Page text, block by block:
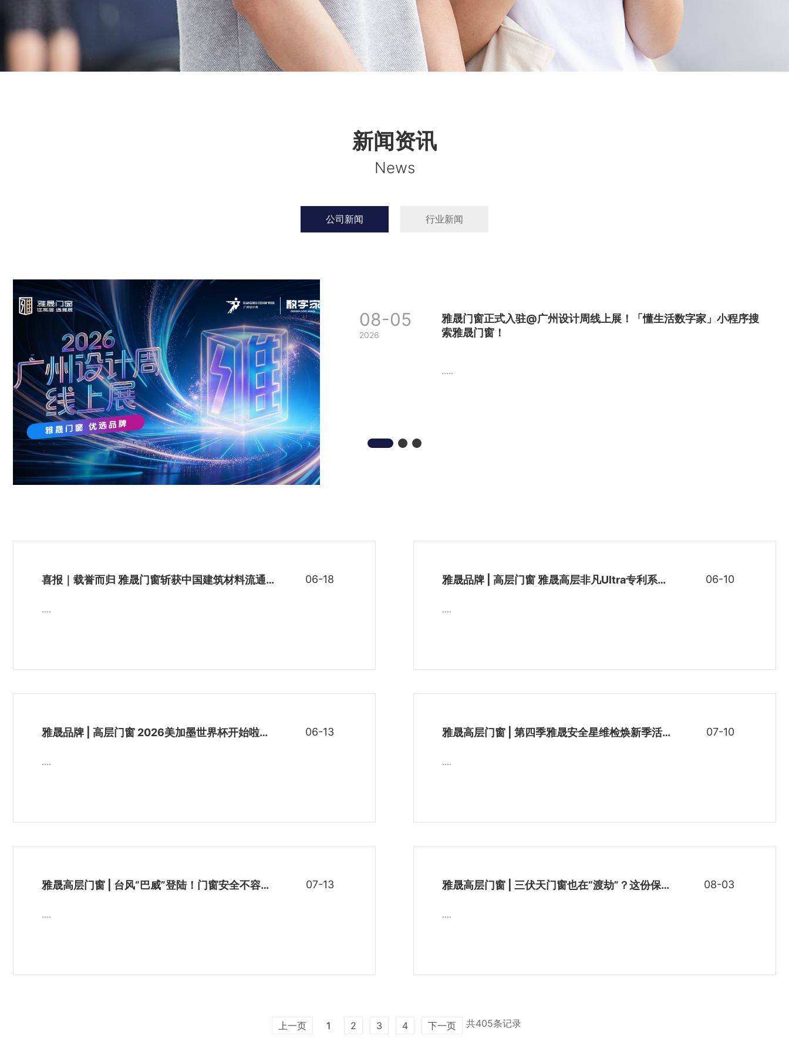
新闻资讯
News
公司新闻 行业新闻
08-05
2026
雅晟门窗正式入驻@广州设计周线上展！「懂生活数字家」小程序搜
索雅晟门窗！
.....
喜报｜载誉而归 雅晟门窗斩获中国建筑材料流通协会两项权威荣誉！赋能好房子品质人居 践行门窗安装交付！ 06-18
....
雅晟品牌 | 高层门窗 雅晟高层非凡Ultra专利系统窗荣获[京闻·创响杯]工艺创新·人居产品奖项 06-10
....
雅晟品牌 | 高层门窗 2026美加墨世界杯开始啦！雅晟门窗降噪护航，带你体验沉浸式看球赛！ 06-13
....
雅晟高层门窗 | 第四季雅晟安全星维检焕新季活动来啦！ 07-10
....
雅晟高层门窗 | 台风“巴威”登陆！门窗安全不容忽视，雅晟“安全星”维检在行动！ 07-13
....
雅晟高层门窗 | 三伏天门窗也在“渡劫”？这份保养指南请收好，雅晟安全星维检在行动！ 08-03
....
上一页 1 2 3 4 下一页 共405条记录